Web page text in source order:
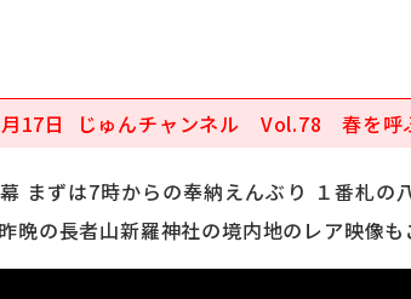
17日 じゅんチャンネル Vol.78 春を呼
まずは7時からの奉納えんぶり １番札
晩の長者山新羅神社の境内地のレア映像も